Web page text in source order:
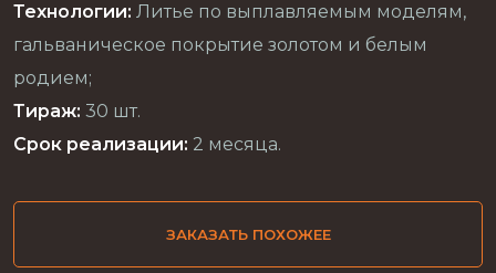
Технологии: Литье по выплавляемым моделям,
гальваническое покрытие золотом и белым
родием;
Тираж: 30 шт.
Срок реализации: 2 месяца.
ЗАКАЗАТЬ ПОХОЖЕЕ